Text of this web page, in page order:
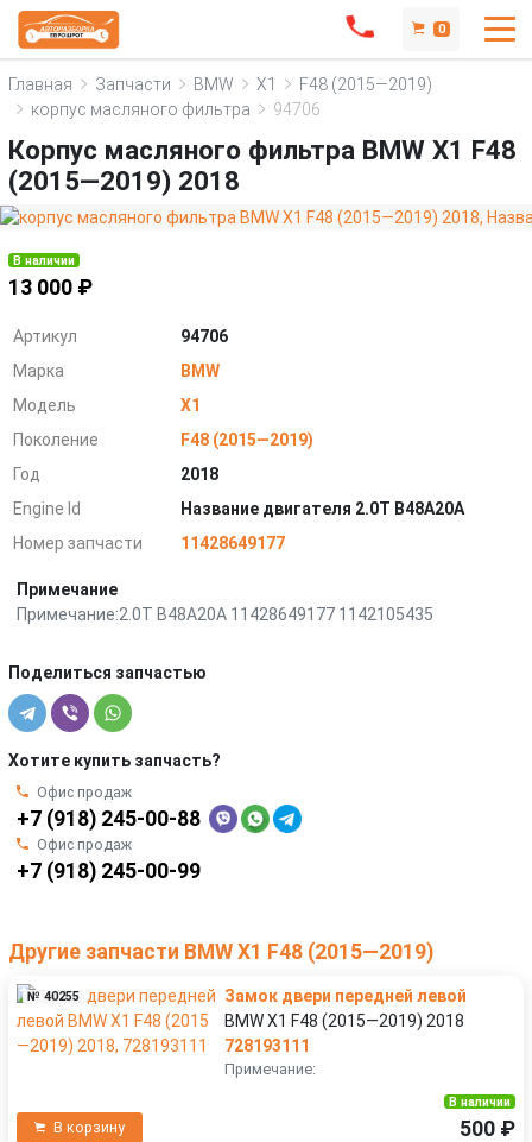
0
Главная Запчасти BMW X1
F48 (2015—2019)
корпус масляного фильтра
94706
Корпус масляного фильтра BMW X1 F48
(2015—2019) 2018
В наличии
13 000 ₽
Артикул
94706
Марка
BMW
Модель
X1
Поколение
F48 (2015—2019)
Год
2018
Engine Id
Название двигателя 2.0T B48A20A
Номер запчасти
11428649177
Примечание
Примечание:2.0T B48A20A 11428649177 1142105435
Поделиться запчастью
Хотите купить запчасть?
Офис продаж
+7 (918) 245-00-88
Офис продаж
+7 (918) 245-00-99
Другие запчасти BMW X1 F48 (2015—2019)
№ 40255
Замок двери передней левой
BMW X1 F48 (2015—2019) 2018
728193111
Примечание:
В корзину
В наличии
500 ₽